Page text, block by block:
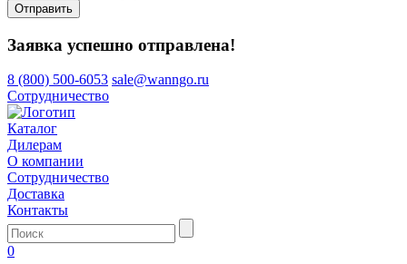
Отправить
Заявка успешно отправлена!
8 (800) 500-6053 sale@wanngo.ru
Сотрудничество
Каталог
Дилерам
О компании
Сотрудничество
Доставка
Контакты
0